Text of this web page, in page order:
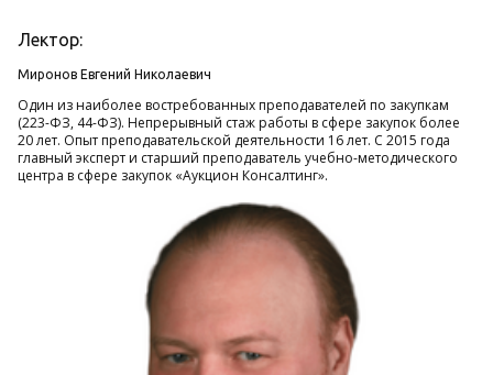
Лектор:
Миронов Евгений Николаевич
Один из наиболее востребованных преподавателей по закупкам
(223-ФЗ, 44-ФЗ). Непрерывный стаж работы в сфере закупок более
20 лет. Опыт преподавательской деятельности 16 лет. С 2015 года
главный эксперт и старший преподаватель учебно-методического
центра в сфере закупок «Аукцион Консалтинг».